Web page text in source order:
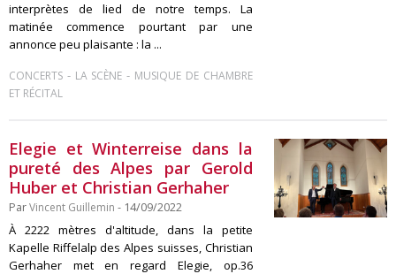
interprètes de lied de notre temps. La
matinée commence pourtant par une
annonce peu plaisante : la ...
CONCERTS - LA SCÈNE - MUSIQUE DE CHAMBRE
ET RÉCITAL
Elegie et Winterreise dans la
pureté des Alpes par Gerold
Huber et Christian Gerhaher
ParVincent Guillemin - 14/09/2022
À 2222 mètres d'altitude, dans la petite
Kapelle Riffelalp des Alpes suisses, Christian
Gerhaher met en regard Elegie, op.36